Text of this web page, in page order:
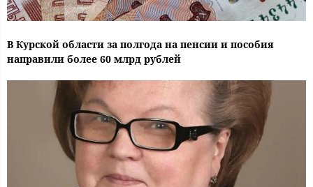
В Курской области за полгода на пенсии и пособия
направили более 60 млрд рублей